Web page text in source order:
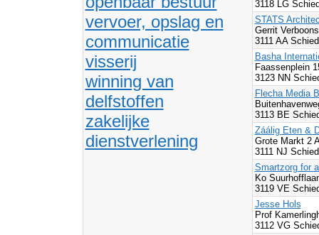
vervoer, opslag en
communicatie
visserij
winning van
delfstoffen
zakelijke
dienstverlening
3118 LG
STATS
Gerrit
3111 AA
Basha
Faassenplein
3123 NN
Flecha Media
3113 BE
Záálig Eten &
Grote Markt 2
3111 NJ
Smartzorg for
Ko
3119 VE
Jesse Hols
Prof
3112 VG